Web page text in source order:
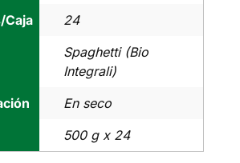
Caja
24
Spaghetti (Bio
Integrali)
En seco
500 g x 24